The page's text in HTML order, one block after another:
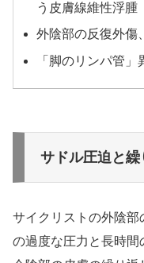
う皮膚線維性浮腫
外陰部の反復外傷
「脚のリンパ管
サドル圧迫と
サイクリストの外陰
の過度な圧力と長時間